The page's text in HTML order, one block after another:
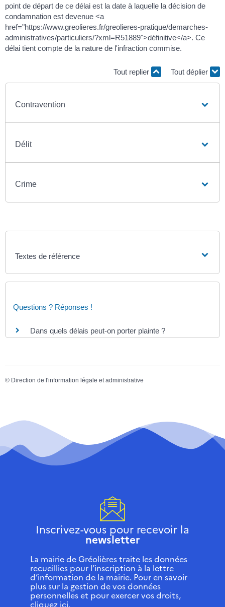
point de départ de ce délai est la date à laquelle la décision de
condamnation est devenue <a
href="https://www.greolieres.fr/greolieres-pratique/demarches-
administratives/particuliers/?xml=R51889">définitive</a>. Ce
délai tient compte de la nature de l'infraction commise.
Tout replier Tout déplier
Contravention
Délit
Crime
Textes de référence
Questions ? Réponses !
Dans quels délais peut-on porter plainte ?
© Direction de l'information légale et administrative
Inscrivez-vous pour recevoir la
newsletter
La mairie de Gréolières traite les données
recueillies pour l’inscription à la lettre
d’information de la mairie. Pour en savoir
plus sur la gestion de vos données
personnelles et pour exercer vos droits,
cliquez ici.